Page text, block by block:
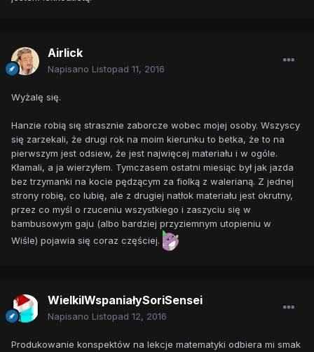
mnie szczęśliwym człowiekiem. Nie wyobrażam sobie, aby
Airlick
Napisano Listopad 11, 2016
Wyżalę się.
Hanzie robią się strasznie zaborcze wobec mojej osoby. Wszyscy
się zarzekali, że drugi rok na moim kierunku to betka, że to na
pierwszym jest odsiew, że jest najwięcej materiału i w ogóle.
Kłamali, a ja wierzyłem. Tymczasem ostatni miesiąc był jak jazda
bez trzymanki na kocie pędzącym za fiolką z walerianą. Z jednej
strony robię, co lubię, ale z drugiej natłok materiału jest okrutny,
przez co myśl o rzuceniu wszystkiego i zaszyciu się w
bambusowym gaju (albo bardziej przyziemnym utopieniu w
Wiśle) pojawia się coraz częściej.
WielkiIWspaniałySoriSensei
Napisano Listopad 12, 2016
Produkowanie konspektów na lekcje matematyki odbiera mi smak